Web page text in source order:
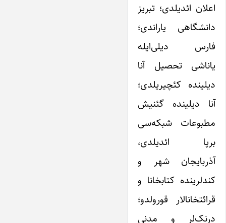
اعلان ائدیلدی؛ تبریز
دانشگاهی یاراندی؛
فارس دیلی‌ایله
یاناشی تحصیل آنا
دیلینده کئچیریلدی؛
آنا دیلینده گئنیش
مطبوعات شبکه‌سی
برپا ائدیلدی،
آذربایجان شهر و
کندلرینده کتابخانا و
قرائتخانالار قورولدو؛
درنک‌لر و مدنی